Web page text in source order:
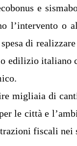
e
l’intervento o
di
edilizio italiano
migliaia di
le città e
fiscali